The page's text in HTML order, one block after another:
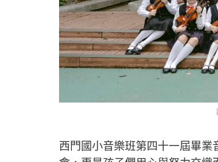
西門國小音樂班第四十一屆畢